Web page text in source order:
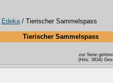
Edeka/ Tierischer Sammelspass
Tierischer Sammelspass
zur Serie
(Hits: 3834)